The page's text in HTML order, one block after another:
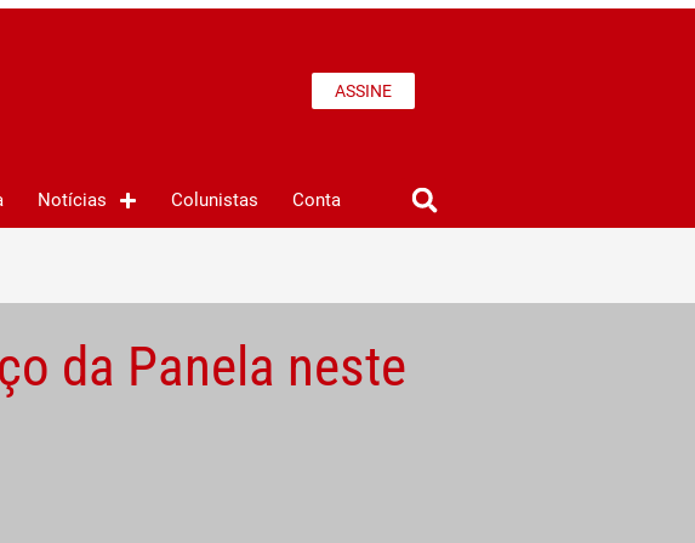
ASSINE
Notícias Colunistas Conta
da Panela neste